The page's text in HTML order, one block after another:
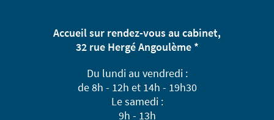
Accueil sur rendez-vous au cabinet,
32 rue Hergé Angoulème *
Du lundi au vendredi :
de 8h - 12h et 14h - 19h30
Le samedi :
9h - 13h